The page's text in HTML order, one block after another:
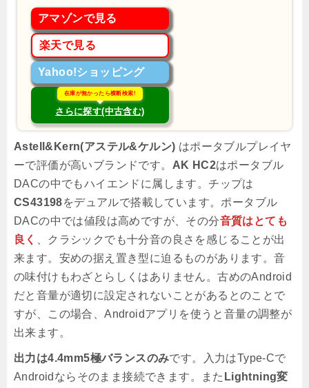
アマゾンで見る
楽天で見る
Yahoo!ショッピング
在庫が無かったら横断検索!
さらに探す(中古含む)
Astell&Kern(アステル&ケルン) はポータブルプレイヤ
ーで評価が高いブランドです。 AK HC2はポータブル
DACの中でもハイエンドに属します。チップは
CS43198をデュアルで搭載しています。ポータブル
DACの中では値段は高めですが、その分音質はとても
良く
、クラシックでも十分音の良さを感じることが出
来ます。安めの据え置き型に迫るものがあります。音
の味付けもわざとらしくはありません。古めのAndroid
だと音量が適切に設定されないことがあるとのことで
すが、この場合、Androidアプリを使うと音量の調整が
出来ます。
出力は4.4mm5極バランスのみです。入力はType-Cで
Androidならそのまま接続できます。また Lightning変